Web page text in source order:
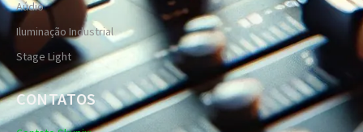
Aúdio
Iluminação Industrial
Stage Light
CONTATOS